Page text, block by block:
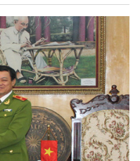
gia Thái Lan từ
2015.